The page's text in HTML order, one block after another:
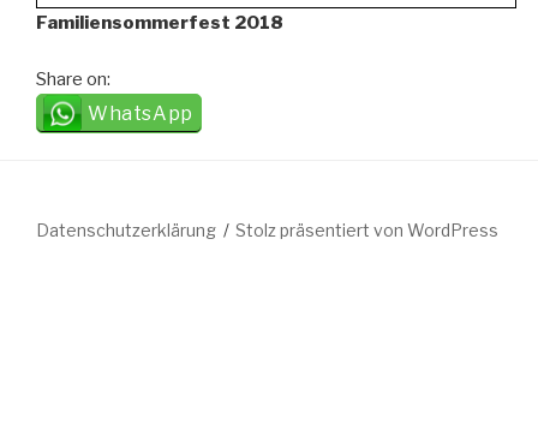
Familiensommerfest 2018
Share on:
WhatsApp
Datenschutzerklärung Stolz präsentiert von WordPress